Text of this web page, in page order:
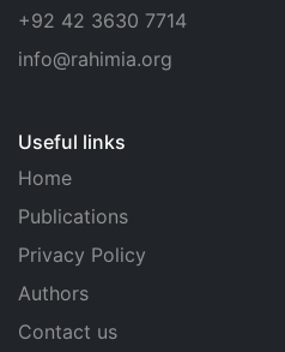
+92 42 3630 7714
info@rahimia.org
Useful links
Home
Publications
Privacy Policy
Authors
Contact us